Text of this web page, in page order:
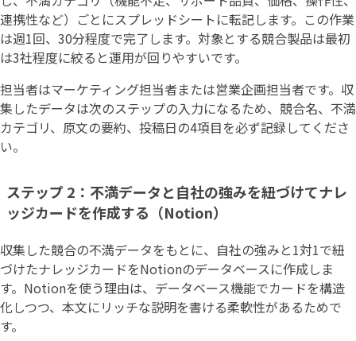
連携性など）ごとにスプレッドシートに転記します。この作業
は週1回、30分程度で完了します。対象とする競合製品は最初
は3社程度に絞ると運用が回りやすいです。
担当者はマーケティング担当者または営業企画担当者です。収
集したデータは次のステップの入力になるため、競合名、不満
カテゴリ、原文の要約、投稿日の4項目を必ず記録してくださ
い。
ステップ 2：不満データと自社の強みを紐づけてナレ
ッジカードを作成する（Notion）
収集した競合の不満データをもとに、自社の強みと1対1で紐
づけたナレッジカードをNotionのデータベースに作成しま
す。Notionを使う理由は、データベース機能でカードを構造
化しつつ、本文にリッチな説明を書ける柔軟性があるためで
す。